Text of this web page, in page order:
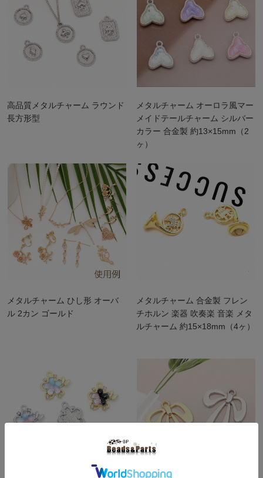
高品質メタルチャーム ラウンド
長方形型
メタルチャーム オーロラ風マー
メイドテールチャーム シルバー
カラー 合金製 約13×15mm（2
ヶ）
メタルチャーム ひし形 オーバ
ル 2カン ゴールド
メタルチャーム 合金製 フレン
チホルン 楽器 吹奏楽 音楽 メタ
ルチャーム 約15×18mm（4ヶ）